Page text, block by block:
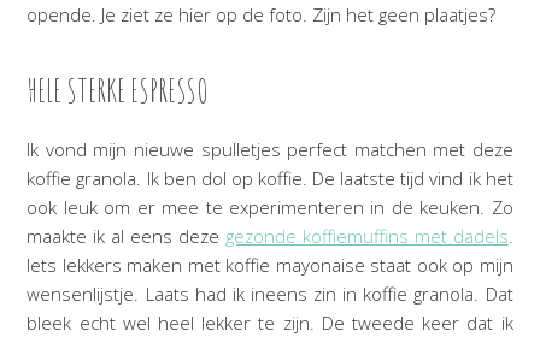
opende. Je ziet ze hier op de foto. Zijn het geen plaatjes?
HELE STERKE ESPRESSO
Ik vond mijn nieuwe spulletjes perfect matchen met deze
koffie granola. Ik ben dol op koffie. De laatste tijd vind ik het
ook leuk om er mee te experimenteren in de keuken. Zo
maakte ik al eens deze gezonde koffiemuffins met dadels
Iets lekkers maken met koffie mayonaise staat ook op mijn
wensenlijstje. Laats had ik ineens zin in koffie granola. Dat
bleek echt wel heel lekker te zijn. De tweede keer dat ik